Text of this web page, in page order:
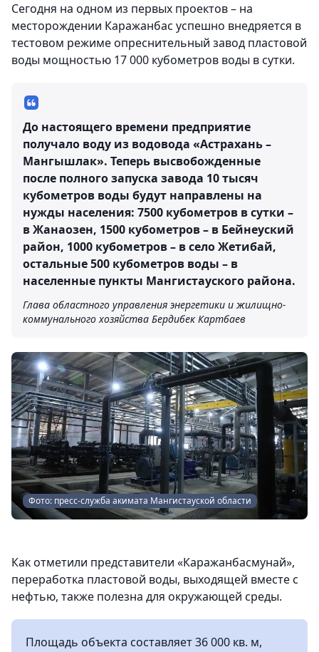
Сегодня на одном из первых проектов – на
месторождении Каражанбас успешно внедряется в
тестовом режиме опреснительный завод пластовой
воды мощностью 17 000 кубометров воды в сутки.
До настоящего времени предприятие
получало воду из водовода «Астрахань –
Мангышлак». Теперь высвобожденные
после полного запуска завода 10 тысяч
кубометров воды будут направлены на
нужды населения: 7500 кубометров в сутки –
в Жанаозен, 1500 кубометров – в Бейнеуский
район, 1000 кубометров – в село Жетибай,
остальные 500 кубометров воды – в
населенные пункты Мангистауского района.
Глава областного управления энергетики и жилищно-
коммунального хозяйства Бердибек Картбаев
Фото: пресс-служба акимата Мангистауской области
Как отметили представители «Каражанбасмунай»,
переработка пластовой воды, выходящей вместе с
нефтью, также полезна для окружающей среды.
Площадь объекта составляет 36 000 кв. м,